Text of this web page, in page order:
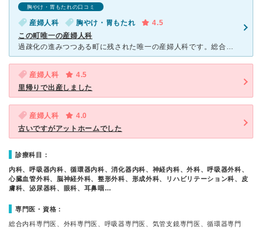
胸やけ・胃もたれの口コミ
産婦人科 胸やけ・胃もたれ
4.5
この町唯一の産婦人科
過疎化の進みつつある町に残された唯一の産婦人科です。総合病院なので、患者さんも多いです。体調不良で生理が遅れたかな、どうかな、位の時期に受診しました。尿検査では陽性。赤ちゃんだ！と思ったのもつかの間超
産婦人科
4.5
里帰りで出産しました
産婦人科
4.0
古いですがアットホームでした
診療科目：
内科、呼吸器内科、循環器内科、消化器内科、神経内科、外科、呼吸器外科、
心臓血管外科、脳神経外科、整形外科、形成外科、リハビリテーション科、皮
膚科、泌尿器科、眼科、耳鼻咽…
専門医・資格：
総合内科専門医、外科専門医、呼吸器専門医、気管支鏡専門医、循環器専門